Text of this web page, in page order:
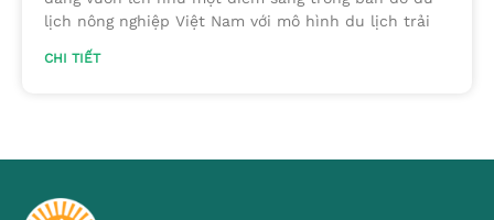
lịch nông nghiệp Việt Nam với mô hình du lịch trải
CHI TIẾT